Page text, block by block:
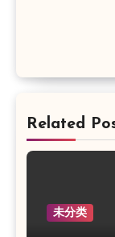
Related
未分类